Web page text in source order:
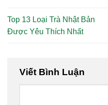
Top 13 Loại Trà Nhật Bản
Được Yêu Thích Nhất
Viết Bình Luận